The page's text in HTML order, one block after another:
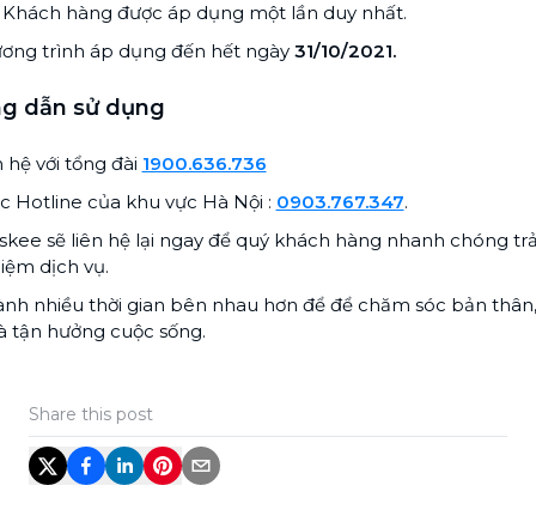
hàng được áp dụng một lần duy nhất.
trình áp dụng đến hết ngày 31/10/2021.
dẫn sử dụng
hệ với tổng đài 1900.636.736
Hotline của khu vực Hà Nội : 0903.767.347.
sẽ liên hệ lại ngay để quý khách hàng nhanh chóng
dịch vụ.
nhiều thời gian bên nhau hơn để để chăm sóc bản
tận hưởng cuộc sống.
Share this post